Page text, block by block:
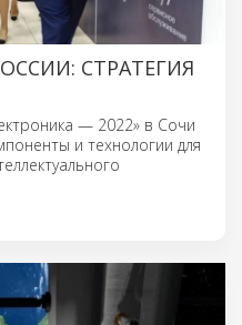
СТРАТЕГИЯ
— 2022» в Сочи
и технологии для